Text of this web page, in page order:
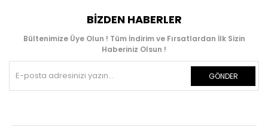
BIZDEN HABERLER
Bültenimize Üye Olun ! Tüm İndirim ve Fırsatlardan İlk Sizin
Haberiniz Olsun !
GÖNDER